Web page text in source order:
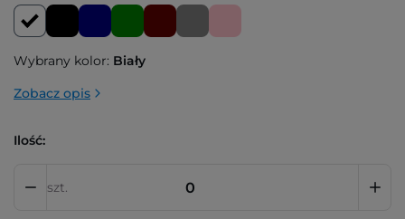
Wybrany kolor: Biały
Zobacz opis
Ilość:
szt.